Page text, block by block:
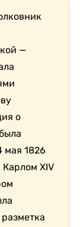
—
о
мая 1826
XIV